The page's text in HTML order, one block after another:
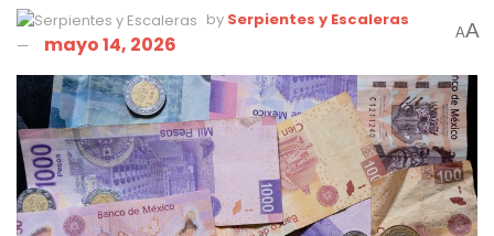
by Serpientes y Escaleras
mayo 14, 2026 AA